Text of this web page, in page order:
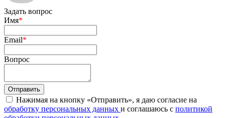
Задать вопрос
Имя*
Email*
Вопрос
Нажимая на кнопку «Отправить», я даю согласие на
обработку персональных данных и соглашаюсь с политикой